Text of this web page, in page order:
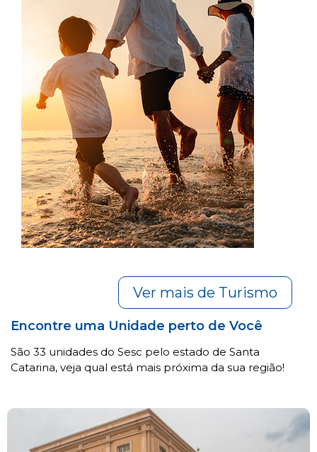
Ver mais de Turismo
Encontre uma Unidade perto de Você
São 33 unidades do Sesc pelo estado de Santa
Catarina, veja qual está mais próxima da sua região!